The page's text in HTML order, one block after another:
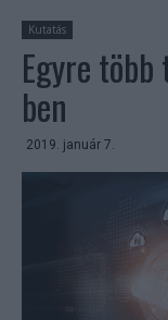
Kutatás
Egyre
ben
2019. január 7.